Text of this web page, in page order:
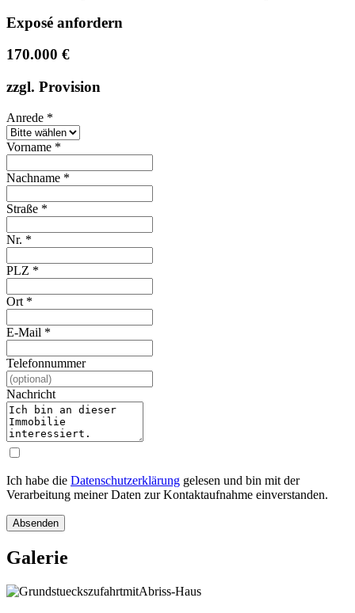
Exposé anfordern
170.000 €
zzgl. Provision
Anrede *
Vorname *
Nachname *
Straße *
Nr. *
PLZ *
Ort *
E-Mail *
Telefonnummer
Nachricht
Ich habe die Datenschutzerklärung gelesen und bin mit der
Verarbeitung meiner Daten zur Kontaktaufnahme einverstanden.
Absenden
Galerie